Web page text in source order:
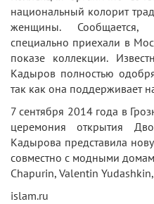
национальный колорит
женщины. Сообщается,
специально приехали в
показе коллекции.
Кадыров полностью
так как она поддерживает
7 сентября 2014 года в
церемония открытия
Кадырова представила
совместно с модными
Chapurin, Valentin
islam.ru